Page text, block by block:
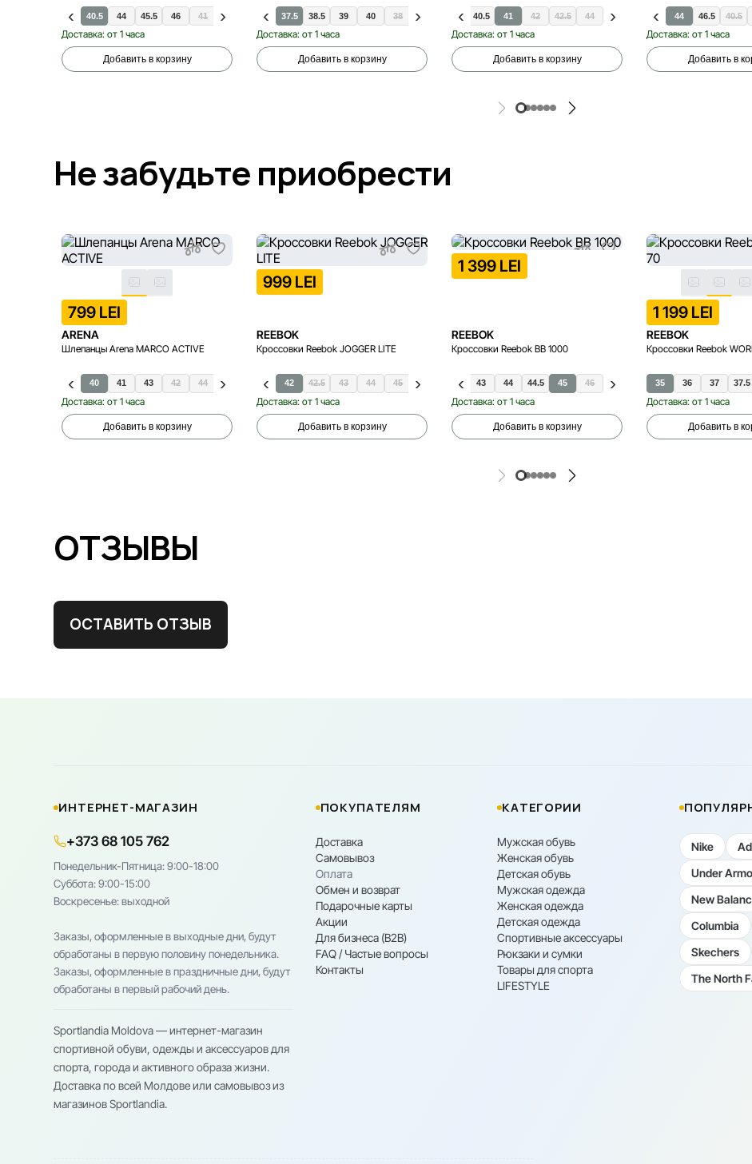
40 40.5 44 45.5 46 41 42.5 43 44.5 45 47 47.5
Доставка: от 1 часа
Добавить в корзину
35.5 36.5 37.5 38.5 39 40 38
Доставка: от 1 часа
Добавить в корзину
40 40.5 41 42 42.5 44
Доставка: от 1 часа
Добавить в корзину
41 44 46.5 40.5
Доставка: от 1 часа
Добавить в
Не забудьте приобрести
799 LEI
ARENA
Шлепанцы Arena MARCO ACTIVE
40 41 43 42 44
Доставка: от 1 часа
Добавить в корзину
999 LEI
REEBOK
Кроссовки Reebok JOGGER LITE
41 42 42.5 43 44 45
Доставка: от 1 часа
Добавить в корзину
1 399 LEI
REEBOK
Кроссовки Reebok BB 1000
42.5 43 44 44.5 45 46
Доставка: от 1 часа
Добавить в корзину
1 199 LEI
REEBOK
Кроссовки Reebok
35 36 37 37.5
Доставка: от 1 часа
Добавить в
ОТЗЫВЫ
ОСТАВИТЬ ОТЗЫВ
ИНТЕРНЕТ-МАГАЗИН
+373 68 105 762
Понедельник-Пятница: 9:00-18:00
Cуббота: 9:00-15:00
Воскресенье: выходной
Заказы, оформленные в выходные дни, будут
обработаны в первую половину понедельника.
Заказы, оформленные в праздничные дни, будут
обработаны в первый рабочий день.
Sportlandia Moldova — интернет-магазин
спортивной обуви, одежды и аксессуаров для
спорта, города и активного образа жизни.
Доставка по всей Молдове или самовывоз из
магазинов Sportlandia.
ПОКУПАТЕЛЯМ
Доставка
Самовывоз
Оплата
Обмен и возврат
Подарочные карты
Акции
Для бизнеса (B2B)
FAQ / Частые вопросы
Контакты
КАТЕГОРИИ
Мужская обувь
Женская обувь
Детская обувь
Мужская одежда
Женская одежда
Детская одежда
Спортивные аксессуары
Рюкзаки и сумки
Товары для спорта
LIFESTYLE
Nike
Under
New
Columbia
Skechers
The North